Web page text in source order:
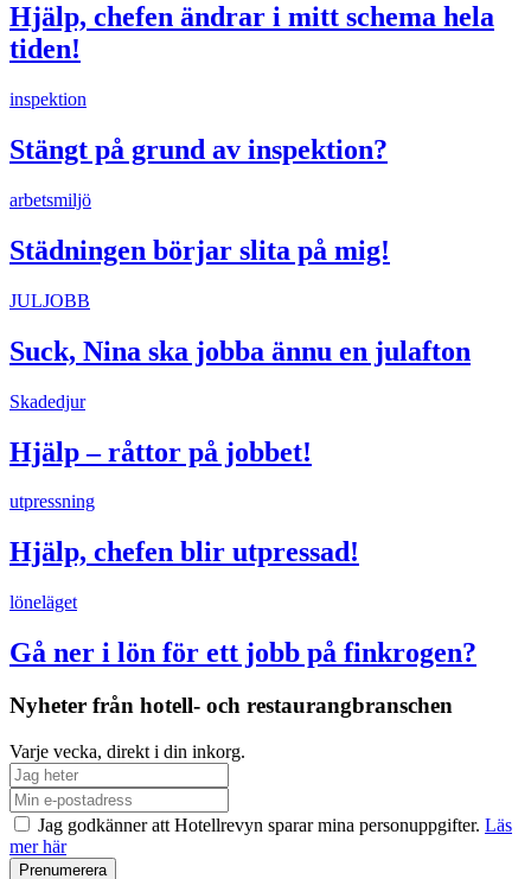
Hjälp, chefen ändrar i mitt schema hela
tiden!
inspektion
Stängt på grund av inspektion?
arbetsmiljö
Städningen börjar slita på mig!
JULJOBB
Suck, Nina ska jobba ännu en julafton
Skadedjur
Hjälp – råttor på jobbet!
utpressning
Hjälp, chefen blir utpressad!
löneläget
Gå ner i lön för ett jobb på finkrogen?
Nyheter från hotell- och restaurangbranschen
Varje vecka, direkt i din inkorg.
Jag godkänner att Hotellrevyn sparar mina personuppgifter. Läs
mer här